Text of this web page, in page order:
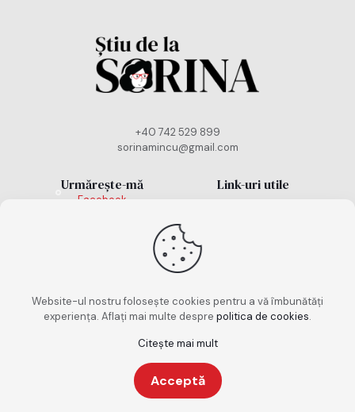
+40 742 529 899
sorinamincu@gmail.com
Urmărește-mă
Facebook
Link-uri utile
Copyright 2026. Toate drepturile rezervate. Design
realizat dekeepscrolling.ro
Website-ul nostru folosește cookies pentru a vă îmbunătăți
experiența. Aflați mai multe despre politica de cookies.
Citește mai mult
Acceptă